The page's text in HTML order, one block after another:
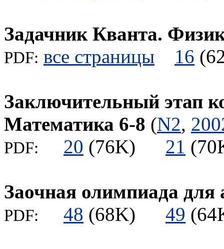
Задачник Кванта.
PDF: все страницы 16
Заключительный этап
Математика 6-8 (N2,
PDF: 20 (76K) 21
Заочная олимпиада для
PDF: 48 (68K) 49